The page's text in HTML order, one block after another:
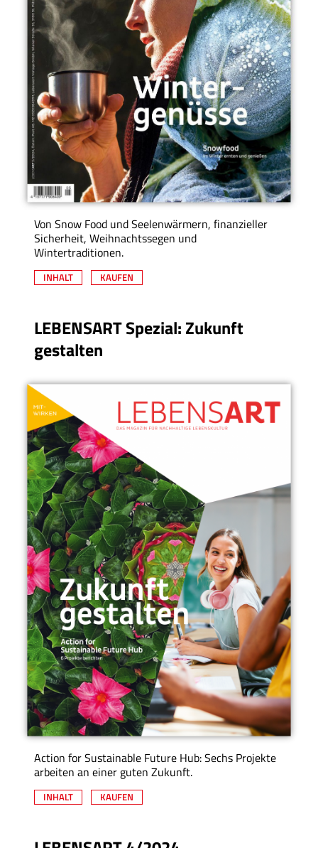
Von Snow Food und Seelenwärmern, finanzieller
Sicherheit, Weihnachtssegen und
Wintertraditionen.
INHALT KAUFEN
LEBENSART Spezial: Zukunft
gestalten
Action for Sustainable Future Hub: Sechs Projekte
arbeiten an einer guten Zukunft.
INHALT KAUFEN